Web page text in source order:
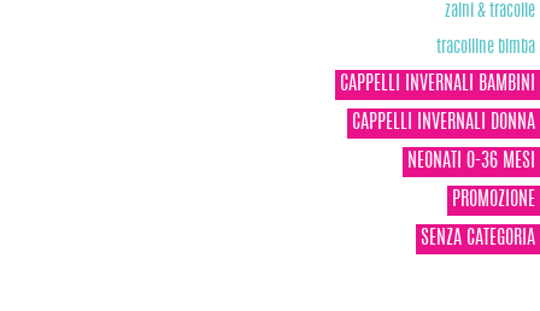
zaini & tracolle
tracolline bimba
CAPPELLI INVERNALI BAMBINI
CAPPELLI INVERNALI DONNA
NEONATI 0-36 MESI
PROMOZIONE
SENZA CATEGORIA